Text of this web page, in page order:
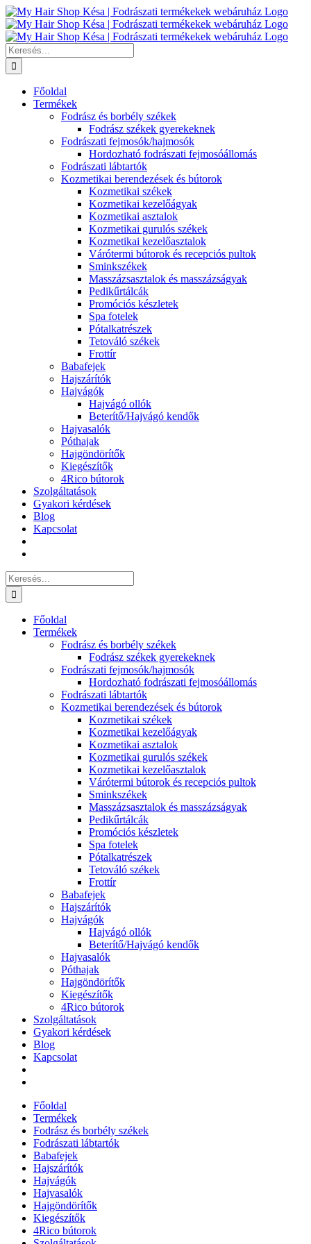
Kihagyás
Keresés...
Főoldal
Termékek
Fodrász és borbély székek
Fodrász székek gyerekeknek
Fodrászati fejmosók/hajmosók
Hordozható fodrászati fejmosóállomás
Fodrászati lábtartók
Kozmetikai berendezések és bútorok
Kozmetikai székek
Kozmetikai kezelőágyak
Kozmetikai asztalok
Kozmetikai gurulós székek
Kozmetikai kezelőasztalok
Várótermi bútorok és recepciós pultok
Sminkszékek
Masszázsasztalok és masszázságyak
Pedikűrtálcák
Promóciós készletek
Spa fotelek
Pótalkatrészek
Tetováló székek
Frottír
Babafejek
Hajszárítók
Hajvágók
Hajvágó ollók
Beterítő/Hajvágó kendők
Hajvasalók
Póthajak
Hajgöndörítők
Kiegészítők
4Rico bútorok
Szolgáltatások
Gyakori kérdések
Blog
Kapcsolat
Keresés...
Főoldal
Termékek
Fodrász és borbély székek
Fodrász székek gyerekeknek
Fodrászati fejmosók/hajmosók
Hordozható fodrászati fejmosóállomás
Fodrászati lábtartók
Kozmetikai berendezések és bútorok
Kozmetikai székek
Kozmetikai kezelőágyak
Kozmetikai asztalok
Kozmetikai gurulós székek
Kozmetikai kezelőasztalok
Várótermi bútorok és recepciós pultok
Sminkszékek
Masszázsasztalok és masszázságyak
Pedikűrtálcák
Promóciós készletek
Spa fotelek
Pótalkatrészek
Tetováló székek
Frottír
Babafejek
Hajszárítók
Hajvágók
Hajvágó ollók
Beterítő/Hajvágó kendők
Hajvasalók
Póthajak
Hajgöndörítők
Kiegészítők
4Rico bútorok
Szolgáltatások
Gyakori kérdések
Blog
Kapcsolat
Főoldal
Termékek
Fodrász és borbély székek
Fodrászati lábtartók
Babafejek
Hajszárítók
Hajvágók
Hajvasalók
Hajgöndörítők
Kiegészítők
4Rico bútorok